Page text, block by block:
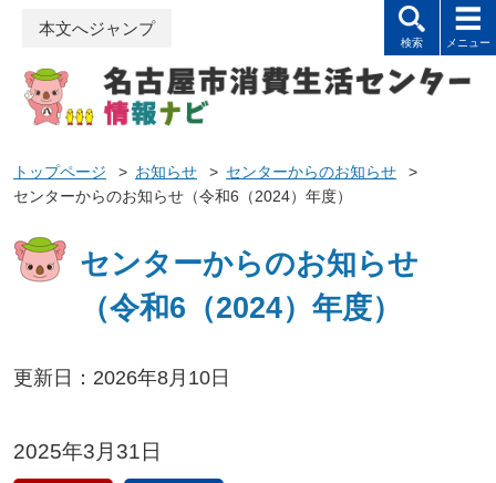
本文へジャンプ
トップページ > お知らせ > センターからのお知らせ
>
センターからのお知らせ（令和6（2024）年度）
センターからのお知らせ
（令和6（2024）年度）
更新日：2026年8月10日
2025年3月31日